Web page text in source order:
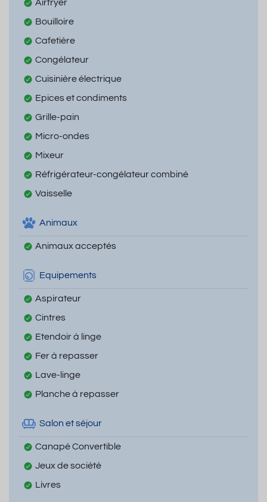
Airfryer
Bouilloire
Cafetière
Congélateur
Cuisinière électrique
Epices et condiments
Grille-pain
Micro-ondes
Mixeur
Réfrigérateur-congélateur combiné
Vaisselle
Animaux
Animaux acceptés
Equipements
Aspirateur
Cintres
Etendoir à linge
Fer à repasser
Lave-linge
Planche à repasser
Salon et séjour
Canapé Convertible
Jeux de société
Livres